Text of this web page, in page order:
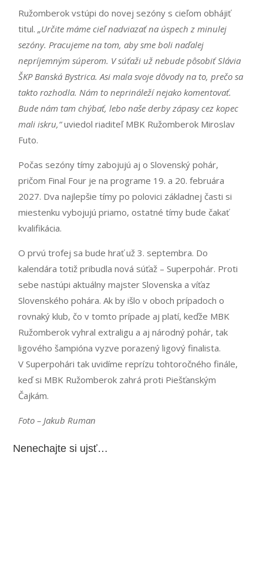
Ružomberok vstúpi do novej sezóny s cieľom obhájiť
titul.„Určite máme cieľ nadviazať na úspech z minulej
sezóny. Pracujeme na tom, aby sme boli naďalej
nepríjemným súperom. V súťaži už nebude pôsobiť Slávia
ŠKP Banská Bystrica. Asi mala svoje dôvody na to, prečo sa
takto rozhodla. Nám to neprináleží nejako komentovať.
Bude nám tam chýbať, lebo naše derby zápasy cez kopec
mali iskru,“uviedol riaditeľ MBK Ružomberok Miroslav
Futo.
Počas sezóny tímy zabojujú aj o Slovenský pohár,
pričom Final Four je na programe 19. a 20. februára
2027. Dva najlepšie tímy po polovici základnej časti si
miestenku vybojujú priamo, ostatné tímy bude čakať
kvalifikácia.
O prvú trofej sa bude hrať už 3. septembra. Do
kalendára totiž pribudla nová súťaž – Superpohár. Proti
sebe nastúpi aktuálny majster Slovenska a víťaz
Slovenského pohára. Ak by išlo v oboch prípadoch o
rovnaký klub, čo v tomto prípade aj platí, keďže MBK
Ružomberok vyhral extraligu a aj národný pohár, tak
ligového šampióna vyzve porazený ligový finalista.
V Superpohári tak uvidíme reprízu tohtoročného finále,
keď si MBK Ružomberok zahrá proti Piešťanským
Čajkám.
Foto – Jakub Ruman
Nenechajte si ujsť…